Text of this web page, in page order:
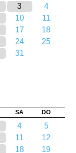
3
4
10
11
17
18
24
25
31
SA DO
4
5
11
12
18
19